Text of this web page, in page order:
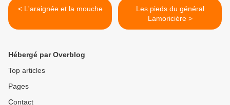
< L'araignée et la mouche
Les pieds du général
Lamoricière >
Hébergé par Overblog
Top articles
Pages
Contact